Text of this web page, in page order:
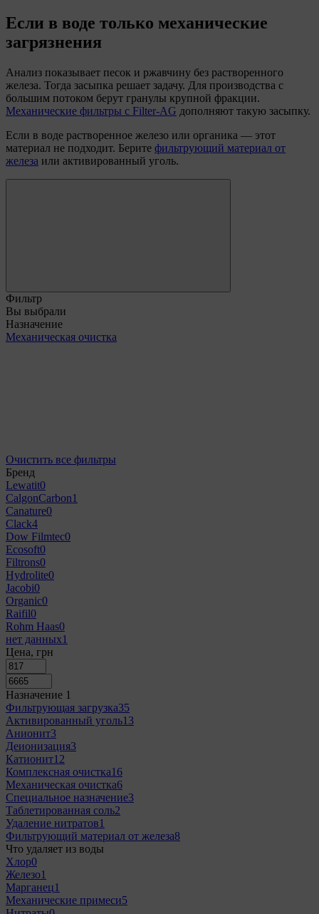
Если в воде только механические
загрязнения
Анализ показывает песок и ржавчину без растворенного
железа. Тогда засыпка решает задачу. Для производства с
большим потоком берут гранулы крупной фракции.
Механические фильтры с Filter-AG дополняют такую засыпку.
Если в воде растворенное железо или органика — этот
материал не подходит. Берите фильтрующий материал от
железа или активированный уголь.
Фильтр
Вы выбрали
Назначение
Механическая очистка
Очистить все фильтры
Бренд
Lewatit0
CalgonCarbon1
Canature0
Clack4
Dow Filmtec0
Ecosoft0
Filtrons0
Hydrolite0
Jacobi0
Organic0
Raifil0
Rohm Haas0
нет данных1
Цена, грн
Назначение 1
Фильтрующая загрузка35
Активированный уголь13
Анионит3
Деионизация3
Катионит12
Комплексная очистка16
Механическая очистка6
Специальное назначение3
Таблетированная соль2
Удаление нитратов1
Фильтрующий материал от железа8
Что удаляет из воды
Хлор0
Железо1
Марганец1
Механические примеси5